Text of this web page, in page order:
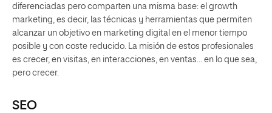
diferenciadas pero comparten una misma base: el growth
marketing, es decir, las técnicas y herramientas que permiten
alcanzar un objetivo en marketing digital en el menor tiempo
posible y con coste reducido. La misión de estos profesionales
es crecer, en visitas, en interacciones, en ventas… en lo que sea,
pero crecer.
SEO